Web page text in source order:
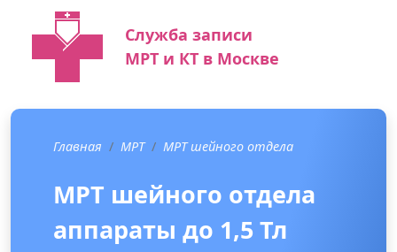
Служба записи
МРТ и КТ в Москве
Главная МРТ МРТ шейного отдела
МРТ шейного отдела
аппараты до 1,5 Тл